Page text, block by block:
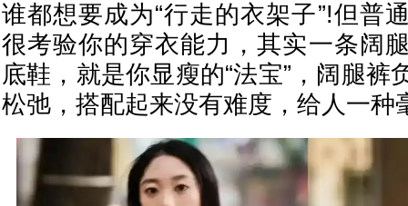
谁都想要成为“行走的衣架子”!但普
很考验你的穿衣能力，其实一条阔
底鞋，就是你显瘦的“法宝”，阔腿裤
松弛，搭配起来没有难度，给人一种